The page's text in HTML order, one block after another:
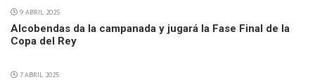
9 ABRIL 2025
Alcobendas da la campanada y jugará la Fase Final de la
Copa del Rey
7 ABRIL 2025